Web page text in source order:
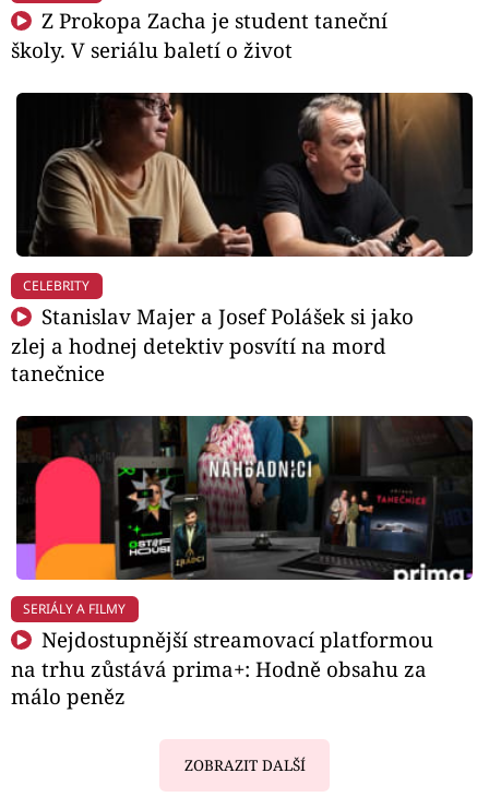
Z Prokopa Zacha je student taneční
školy. V seriálu baletí o život
CELEBRITY
Stanislav Majer a Josef Polášek si jako
zlej a hodnej detektiv posvítí na mord
tanečnice
SERIÁLY A FILMY
Nejdostupnější streamovací platformou
na trhu zůstává prima+: Hodně obsahu za
málo peněz
ZOBRAZIT DALŠÍ